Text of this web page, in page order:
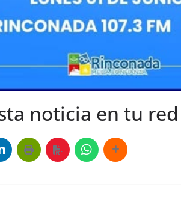
noticia en tu